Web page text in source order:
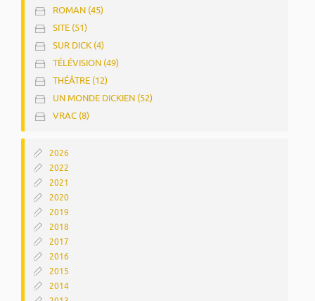
ROMAN (45)
SITE (51)
SUR DICK (4)
TÉLÉVISION (49)
THÉÂTRE (12)
UN MONDE DICKIEN (52)
VRAC (8)
2026
2022
2021
2020
2019
2018
2017
2016
2015
2014